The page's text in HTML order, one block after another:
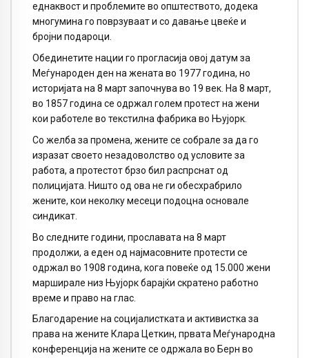
еднаквост и проблемите во општеството, додека
многумина го поврзуваат и со давање цвеќе и
бројни подароци.
Обединетите нации го прогласија овој датум за
Меѓународен ден на жената во 1977 година, но
историјата на 8 март започнува во 19 век. На 8 март,
во 1857 година се одржал голем протест на жени
кои работеле во текстилна фабрика во Њујорк.
Со желба за промена, жените се собрале за да го
изразат своето незадоволство од условите за
работа, а протестот брзо бил распрснат од
полицијата. Ништо од ова не ги обесхрабрило
жените, кои неколку месеци подоцна основале
синдикат.
Во следните години, прославата на 8 март
продолжи, а еден од најмасовните протести се
одржал во 1908 година, кога повеќе од 15.000 жени
марширале низ Њујорк барајќи скратено работно
време и право на глас.
Благодарение на социјалистката и активистка за
права на жените Клара Цеткин, првата Меѓународна
конференција на жените се одржала во Берн во